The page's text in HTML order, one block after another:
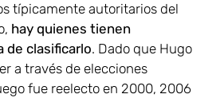
típicamente autoritarios del
hay quienes tienen
de clasificarlo. Dado que Hugo
a través de elecciones
fue reelecto en 2000, 2006